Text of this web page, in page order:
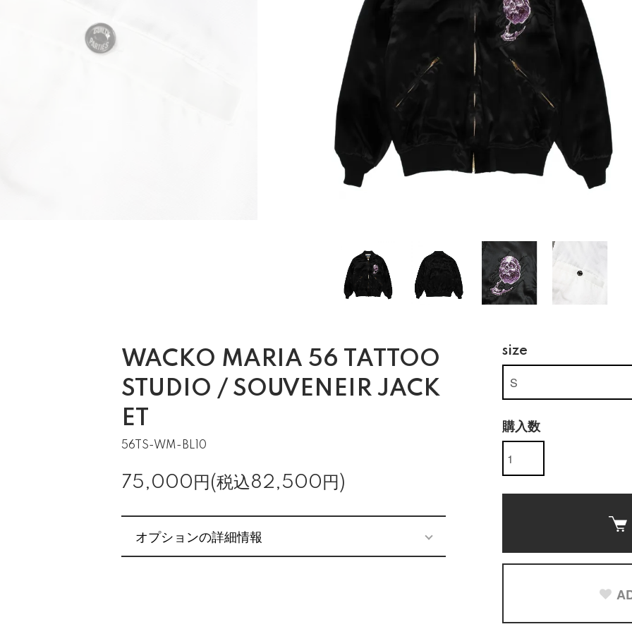
WACKO MARIA 56 TATTOO
STUDIO / SOUVENEIR JACK
ET
56TS-WM-BL10
75,000円(税込82,500円)
オプションの詳細情報
size
購入数